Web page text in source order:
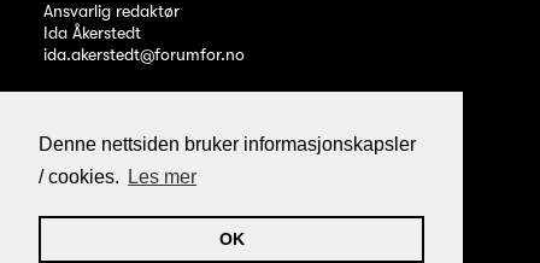
Denne nettsiden bruker informasjonskapsler
/ cookies.
Les mer
OK
Ansvarlig redaktør
Ida Åkerstedt
ida.akerstedt@forumfor.no
Webpublisering fra Noop